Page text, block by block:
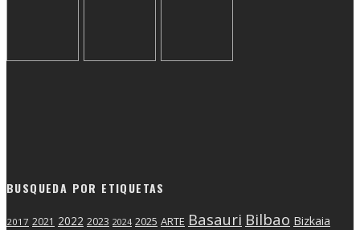
BUSQUEDA POR ETIQUETAS
2017 2021 2022 2023 2024 2025 ARTE Basauri Bilbao Bizkaia